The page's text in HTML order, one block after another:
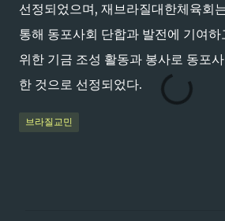
선정되었으며, 재브라질대한체육회
통해 동포사회 단합과 발전에 기여
위한 기금 조성 활동과 봉사로 동포
한 것으로 선정되었다.
브라질교민